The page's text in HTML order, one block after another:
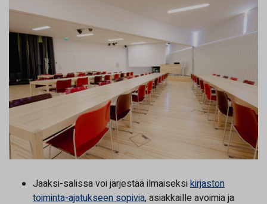
Jaaksi-salissa voi järjestää ilmaiseksikirjaston
toiminta-ajatukseen sopivia, asiakkaille avoimia ja